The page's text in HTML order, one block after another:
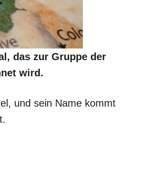
das zur Gruppe der
wird.
und sein Name kommt